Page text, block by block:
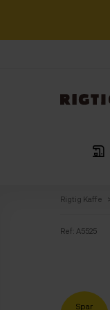
Rigtig Kaffe
Ref: A5525
Spar